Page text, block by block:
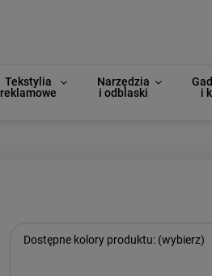
Tekstylia
reklamowe
Narzędzia
i odblaski
i
Dostępne kolory produktu: (wybierz)